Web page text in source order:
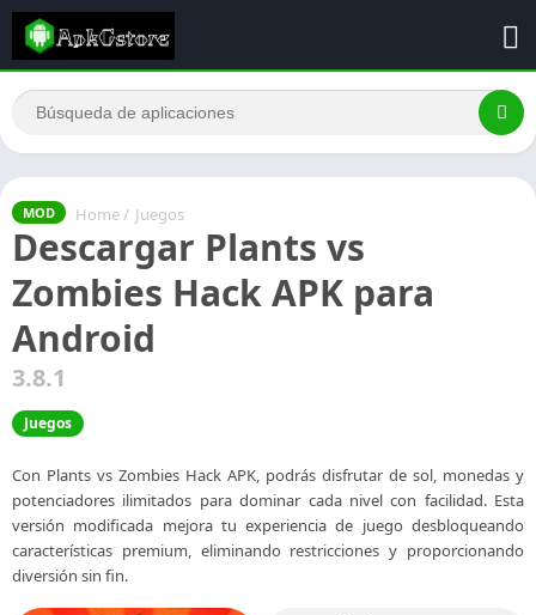
MOD Home / Juegos
Descargar Plants vs
Zombies Hack APK para
Android
3.8.1
Juegos
Con Plants vs Zombies Hack APK, podrás disfrutar de sol, monedas y
potenciadores ilimitados para dominar cada nivel con facilidad. Esta
versión modificada mejora tu experiencia de juego desbloqueando
características premium, eliminando restricciones y proporcionando
diversión sin fin.